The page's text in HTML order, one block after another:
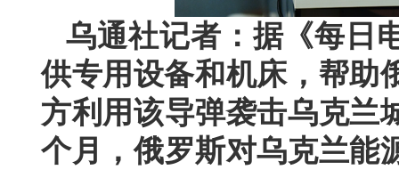
乌通社记者：据《每日
供专用设备和机床，帮助
方利用该导弹袭击乌克兰
个月，俄罗斯对乌克兰能